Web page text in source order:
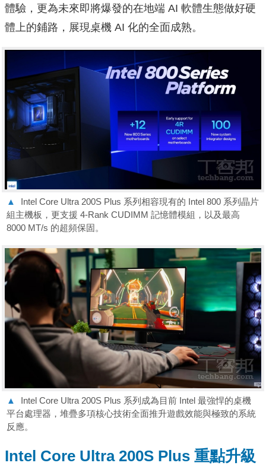
體驗，更為未來即將爆發的在地端 AI 軟體生態做好硬
體上的鋪路，展現桌機 AI 化的全面成熟。
▲
Intel Core Ultra 200S Plus 系列相容現有的 Intel 800 系列晶片
組主機板，更支援 4-Rank CUDIMM 記憶體模組，以及最高
8000 MT/s 的超頻保固。
▲
Intel Core Ultra 200S Plus 系列成為目前 Intel 最強悍的桌機
平台處理器，堆疊多項核心技術全面推升遊戲效能與極致的系統
反應。
Intel Core Ultra 200S Plus 重點升級